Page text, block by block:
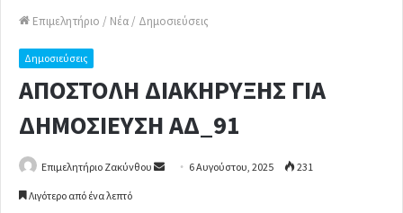
Επιμελητήριο / Νέα / Δημοσιεύσεις
Δημοσιεύσεις
ΑΠΟΣΤΟΛΗ ΔΙΑΚΗΡΥΞΗΣ ΓΙΑ
ΔΗΜΟΣΙΕΥΣΗ ΑΔ_91
Επιμελητήριο Ζακύνθου 6 Αυγούστου, 2025 231
Λιγότερο από ένα λεπτό